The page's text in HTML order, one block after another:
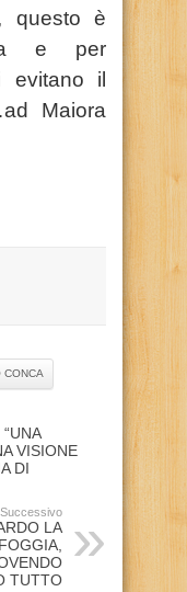
questo è
e per
evitano il
Maiora
CONCA
VISIONE
DI
LA
TUTTO